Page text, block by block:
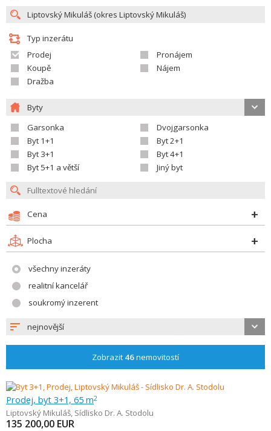
Typ inzerátu
Prodej
Pronájem
Koupě
Nájem
Dražba
Byty
Garsonka
Dvojgarsonka
Byt 1+1
Byt 2+1
Byt 3+1
Byt 4+1
Byt 5+1 a větší
Jiný byt
Cena
Plocha
všechny inzeráty
realitní kancelář
soukromý inzerent
nejnovější
Zobrazit 46nemovitostí
Prodej, byt 3+1, 65 m2
Liptovský Mikuláš, Sídlisko Dr. A. Stodolu
135 200,00 EUR